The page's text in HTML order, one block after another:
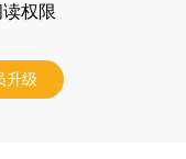
权限
升级